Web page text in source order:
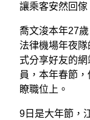
讓乘客安然回
喬文浚本年27
法律機場年夜
式分享好友的
員，本年春節
瞭職位上。
9日是大年節，